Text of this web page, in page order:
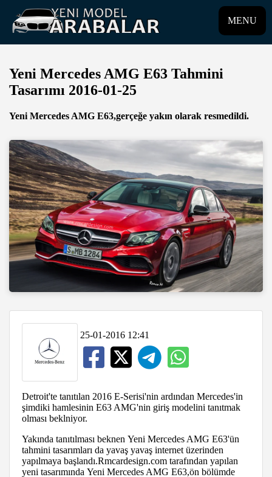
MENU
Yeni Mercedes AMG E63 Tahmini
Tasarımı 2016-01-25
Yeni Mercedes AMG E63,gerçeğe yakın olarak resmedildi.
25-01-2016 12:41
Detroit'te tanıtılan 2016 E-Serisi'nin ardından Mercedes'in
şimdiki hamlesinin E63 AMG'nin giriş modelini tanıtmak
olması beklniyor.
Yakında tanıtılması beknen Yeni Mercedes AMG E63'ün
tahmini tasarımları da yavaş yavaş internet üzerinden
yapılmaya başlandı.Rmcardesign.com tarafından yapılan
yeni tasarımında Yeni Mercedes AMG E63,ön bölümde